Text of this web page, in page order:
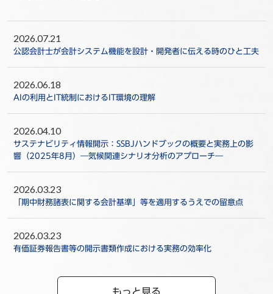
2026.07.21
公認会計士が会計システム機能を設計・開発者に伝える時のひと工夫
2026.06.18
AIの利用とIT統制におけるIT環境の理解
2026.04.10
サステナビリティ情報開示：SSBJハンドブックの概要と実務上の影
響（2025年8月）―気候関連シナリオ分析のアプローチ―
2026.03.23
「期中財務諸表に関する会計基準」等を適用するうえでの留意点
2026.03.23
有価証券報告書等の開示書類作成における実務の効率化
もっと見る